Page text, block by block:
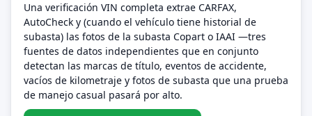
Una verificación VIN completa extrae CARFAX,
AutoCheck y (cuando el vehículo tiene historial de
subasta) las fotos de la subasta Copart o IAAI —tres
fuentes de datos independientes que en conjunto
detectan las marcas de título, eventos de accidente,
vacíos de kilometraje y fotos de subasta que una prueba
de manejo casual pasará por alto.